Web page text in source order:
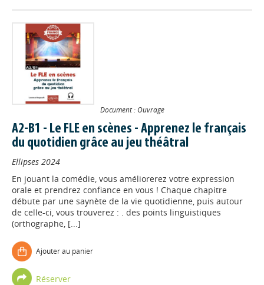
Document : Ouvrage
A2-B1 - Le FLE en scènes - Apprenez le français
du quotidien grâce au jeu théâtral
Ellipses 2024
En jouant la comédie, vous améliorerez votre expression
orale et prendrez confiance en vous ! Chaque chapitre
débute par une saynète de la vie quotidienne, puis autour
de celle-ci, vous trouverez : . des points linguistiques
(orthographe, [...]
Ajouter au panier
Réserver